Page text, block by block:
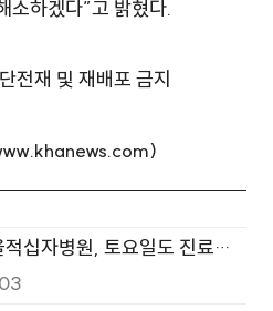
소하겠다”고 밝혔다.
전재 및 재배포 금지
십자병원, 토요일도 진료